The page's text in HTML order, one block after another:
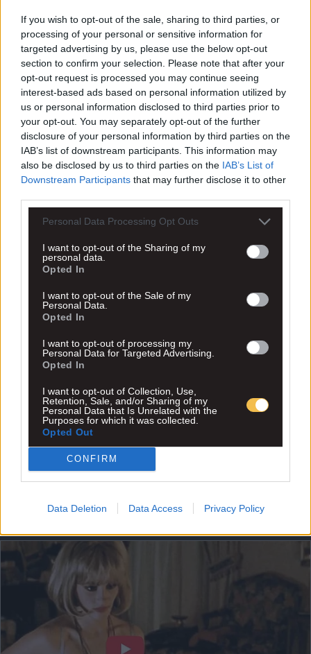
If you wish to opt-out of the sale, sharing to third parties, or
processing of your personal or sensitive information for
targeted advertising by us, please use the below opt-out
section to confirm your selection. Please note that after your
opt-out request is processed you may continue seeing
interest-based ads based on personal information utilized by
us or personal information disclosed to third parties prior to
your opt-out. You may separately opt-out of the further
disclosure of your personal information by third parties on the
IAB’s list of downstream participants. This information may
also be disclosed by us to third parties on the IAB’s List of
Downstream Participants that may further disclose it to other
Personal Data Processing Opt Outs
I want to opt-out of the Sharing of my
personal data.
Opted In
I want to opt-out of the Sale of my
Personal Data.
Opted In
I want to opt-out of processing my
Personal Data for Targeted Advertising.
Opted In
I want to opt-out of Collection, Use,
Retention, Sale, and/or Sharing of my
Personal Data that Is Unrelated with the
Purposes for which it was collected.
Opted Out
CONFIRM
Data Deletion Data Access Privacy Policy